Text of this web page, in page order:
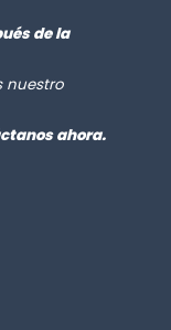
de la
nuestro
ahora.